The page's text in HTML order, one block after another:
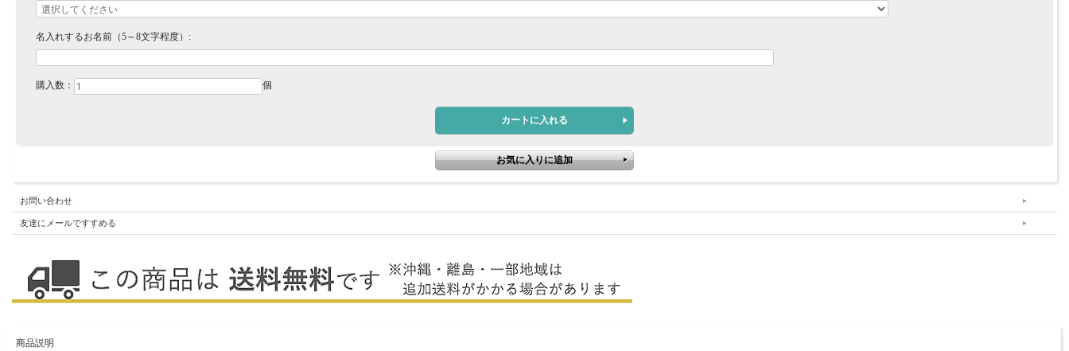
名入れするお名前（5～8文字程度）:
購入数： 個
お問い合わせ
友達にメールですすめる
商品説明